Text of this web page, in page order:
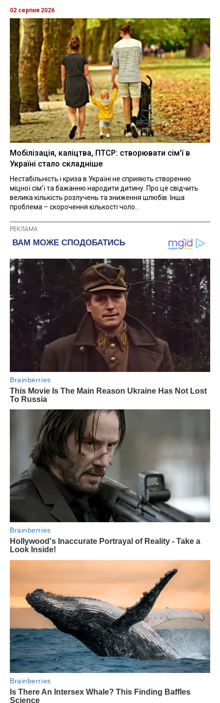
02 серпня 2026
Мобілізація, каліцтва, ПТСР: створювати сім'ї в
Україні стало складніше
Нестабільність і криза в Україні не сприяють створенню
міцної сім'ї та бажанню народити дитину. Про це свідчить
велика кількість розлучень та зниження шлюбів. Інша
проблема – скорочення кількості чоло...